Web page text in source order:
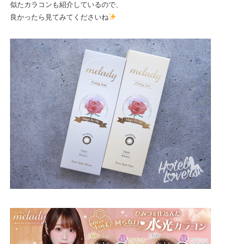
似たカラコンも紹介しているので、
良かったら見てみてくださいね